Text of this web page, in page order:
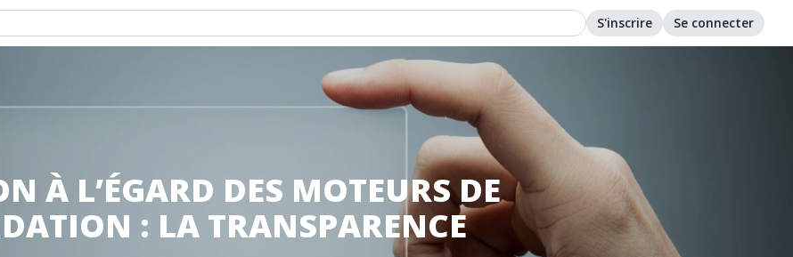
S'inscrire Se connecter
À L’ÉGARD DES MOTEURS DE
: LA TRANSPARENCE